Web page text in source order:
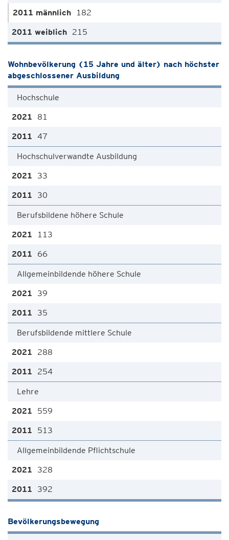
182
215
Wohnbevölkerung (15 Jahre und älter) nach höchster
abgeschlossener Ausbildung
Hochschule
81
47
Hochschulverwandte Ausbildung
33
30
Berufsbildene höhere Schule
113
66
Allgemeinbildende höhere Schule
39
35
Berufsbildende mittlere Schule
288
254
Lehre
559
513
Allgemeinbildende Pflichtschule
328
392
Bevölkerungsbewegung